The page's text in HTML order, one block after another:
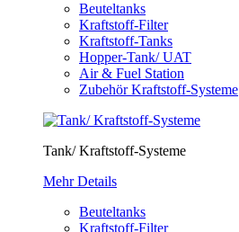
Beuteltanks
Kraftstoff-Filter
Kraftstoff-Tanks
Hopper-Tank/ UAT
Air & Fuel Station
Zubehör Kraftstoff-Systeme
Tank/ Kraftstoff-Systeme
Mehr Details
Beuteltanks
Kraftstoff-Filter